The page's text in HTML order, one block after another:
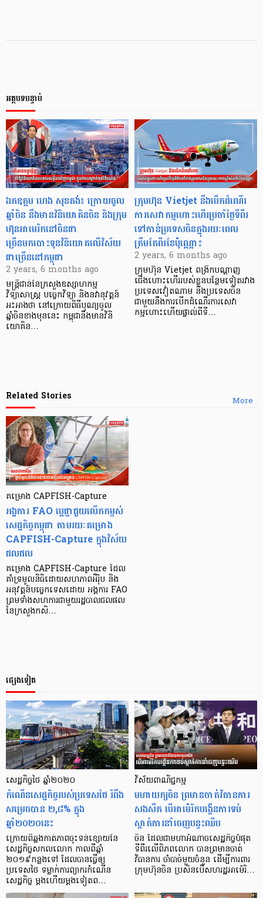
អត្ថបទបន្ទាប់
ឯកឧត្តម ហេង សុខគង់៖ ក្រោយចូល
ឆ្នាំចិន នឹងមានវិនិយោគិនចិន និងក្រុម
ហ៊ុនអាមេរិកនៅចិនជា
ច្រើនមកបោះទុនវិនិយោគលើវិស័យ
ជាច្រើននៅកម្ពុជា
2 years, 6 months ago
មន្ត្រីជាន់នៃក្រសួងឧស្សាហកម្ម
វិទ្យាសាស្ត្រ បច្ចេកវិទ្យា និងនវានុវត្តន៍
អះអាងថា នៅក្រោយពិធីបុណ្យចូល
ឆ្នាំចិនខាងមុននេះ កម្ពុជានឹងមានវិនិ
យោគិន…
ក្រុមហ៊ុន Vietjet នឹងបើកដំណើរ
ការសេវាកម្មហោះហើរប្រចាំថ្ងៃទីពីរ
ទៅកាន់ប្រទេសចិនក្នុងរយៈពេល
ត្រឹមតែពីរខែប៉ុណ្ណោះ
2 years, 6 months ago
ក្រុមហ៊ុន Vietjet ពង្រីកបណ្តាញ
ជើងហោះហើររបស់ខ្លួនបន្ថែមទៀតរវាង
ប្រទេសវៀតណាម និងប្រទេសចិន
ជាមួយនឹងការបើកដំណើរការសេវា
កម្មហោះហើយផ្ទាល់ពីទី…
More
Related Stories
គម្រោង CAPFISH-Capture
អង្គការ FAO ប្ដេជ្ញាជួយលើកកម្ពស់
សេដ្ឋកិច្ចកម្ពុជា តាមរយៈគម្រោង
CAPFISH-Capture ក្នុងវិស័យ
ជលផល
គម្រោង CAPFISH-Capture ដែល
គាំទ្រមូលនិធិដោយសហភាពអឺរ៉ុប និង
អនុវត្តន៍បច្ចេកទេសដោយ អង្គការ FAO
ព្រមទាំងសហការជាមួយរដ្ឋបាលជលផល
នៃក្រសួងកសិ…
ផ្សេងទៀត
សេដ្ឋកិច្ចថៃ ឆ្នាំ២០២០
កំណើនសេដ្ឋកិច្ចរបស់ប្រទេសថៃ រំពឹង
សម្រេចបាន ២,៨% ក្នុង
ឆ្នាំ២០២០នេះ
ក្រោយពីឆ្លងកាត់ភាពចុះទន់ខ្សោយនៃ
សេដ្ឋកិច្ចសកលលោក កាលពីឆ្នាំ
២០១៩កន្លងទៅ ដែលបានធ្វើឲ្យ
ប្រទេសថៃ ទម្លាក់ការព្យាករកំណើន
សេដ្ឋកិច្ច ម្តងហើយម្តងទៀតព…
វិស័យពាណិជ្ជកម្ម
មហាយក្សចិន ព្រមានចាត់វិធានការ
សងសឹក បើអាម៉េរិកបង្កើនការទប់
ស្កាត់ការនាំចេញបន្ទះឈីប
ចិន ដែលជាមហាអំណាចសេដ្ឋកិច្ចបំផុត
ទីពីរលើពិភពលោក បានព្រមានចាត់
វិធានការ ចាំបាច់មួយចំនួន ដើម្បីការពារ
ក្រុមហ៊ុនចិន ប្រសិនបើសហរដ្ឋអាម៉េរិ…